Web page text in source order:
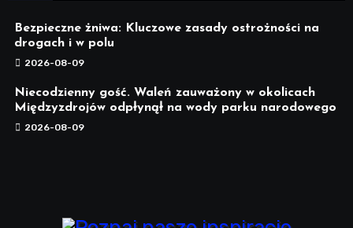
Bezpieczne żniwa: Kluczowe zasady ostrożności na
drogach i w polu
2026-08-09
Niecodzienny gość. Waleń zauważony w okolicach
Międzyzdrojów odpłynął na wody parku narodowego
2026-08-09